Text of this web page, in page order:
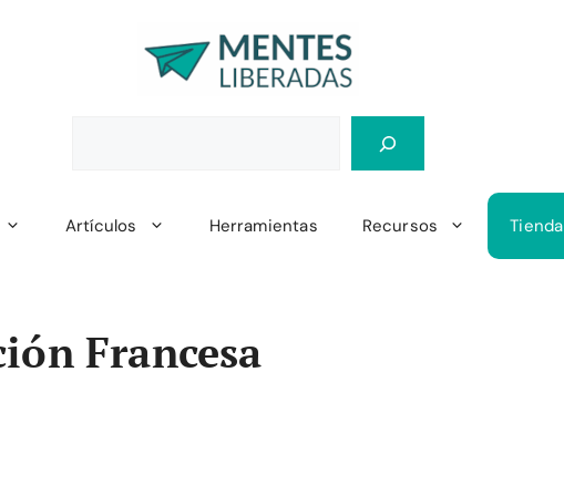
Artículos Herramientas Recursos Tienda
Francesa